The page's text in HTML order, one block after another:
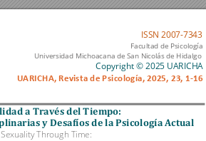
ISSN 2007-7343
Facultad de Psicología
Universidad Michoacana de San Nicolás de Hidalgo
Copyright © 2025
UARICHA, Revista de Psicología, 2025, 23, 1-16
és)del)Tiempo:)
esafíos)de)la)Psicología)Actual
Sexuality Through Time: